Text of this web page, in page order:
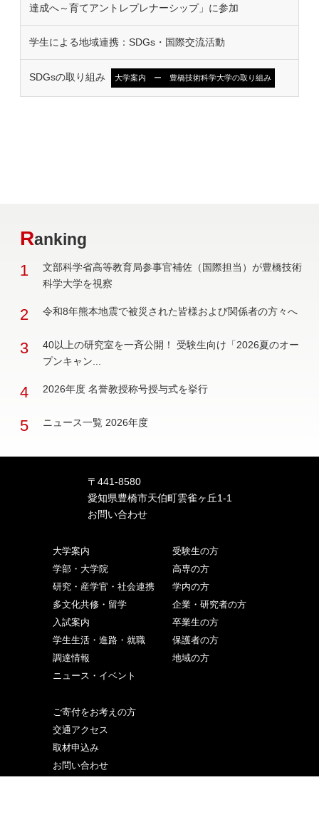
達成へ～育てアントレプレナーシップ」に参加
学生による地域連携：SDGs・国際交流活動
SDGsの取り組み 大学案内 ー 豊橋技術科学大学の取り組み
Ranking
1
文部科学省高等教育局参事官補佐（国際担当）が豊橋技術
科学大学を視察
2 令和8年熊本地震で被災された皆様および関係者の方々へ
3
40以上の研究室を一斉公開！ 受験生向け「2026夏のオー
プンキャン...
4 2026年度 名誉教授称号授与式を挙行
5 ニュース一覧 2026年度
〒441-8580
愛知県豊橋市天伯町雲雀ヶ丘1-1
お問い合わせ
大学案内
学部・大学院
研究・産学官・社会連携
多文化共修・留学
入試案内
学生生活・進路・就職
調達情報
ニュース・イベント
受験生の方
高専の方
学内の方
企業・研究者の方
卒業生の方
保護者の方
地域の方
ご寄付をお考えの方
交通アクセス
取材申込み
お問い合わせ